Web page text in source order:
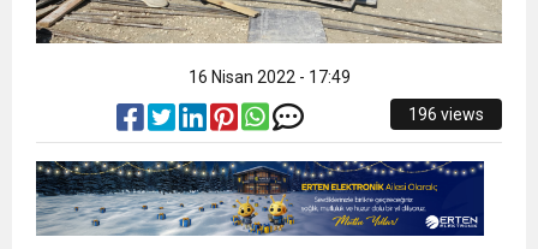
16 Nisan 2022 - 17:49
196 views